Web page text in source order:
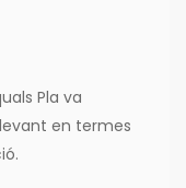
Pla va
en termes